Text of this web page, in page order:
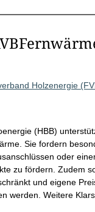
Holzenergie
(HBB)
Sie fordern
oder
zu fördern. Zudem
und eigene
werden. Weitere